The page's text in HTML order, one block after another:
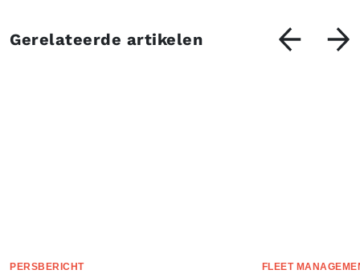
Gerelateerde artikelen
PERSBERICHT FLEET